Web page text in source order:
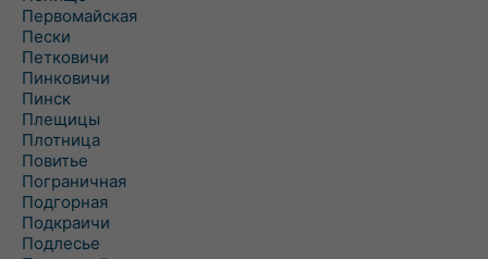
Первомайская
Пески
Петковичи
Пинковичи
Пинск
Плещицы
Плотница
Повитье
Пограничная
Подгорная
Подкраичи
Подлесье